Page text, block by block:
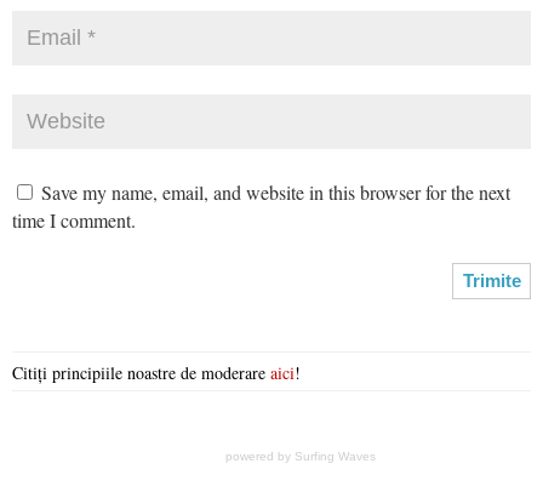
Save my name, email, and website in this browser for the next
time I comment.
Citiți principiile noastre de moderare aici!
powered by Surfing Waves